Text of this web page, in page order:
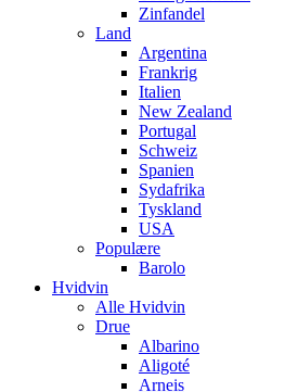
Zinfandel
Land
Argentina
Frankrig
Italien
New Zealand
Portugal
Schweiz
Spanien
Sydafrika
Tyskland
USA
Populære
Barolo
Hvidvin
Alle Hvidvin
Drue
Albarino
Aligoté
Arneis